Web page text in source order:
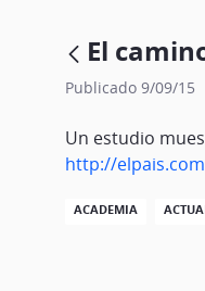
El
Publicado 9/09/15
Un estudio
http://
ACADEMIA